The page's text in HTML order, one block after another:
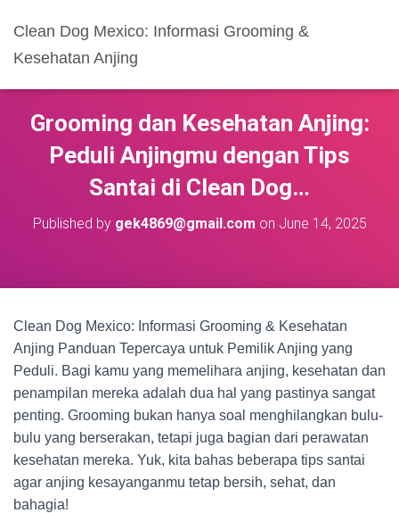
Clean Dog Mexico: Informasi Grooming &
Kesehatan Anjing
Grooming dan Kesehatan Anjing:
Peduli Anjingmu dengan Tips
Santai di Clean Dog…
Published by gek4869@gmail.com on June 14, 2025
Clean Dog Mexico: Informasi Grooming & Kesehatan
Anjing Panduan Tepercaya untuk Pemilik Anjing yang
Peduli. Bagi kamu yang memelihara anjing, kesehatan dan
penampilan mereka adalah dua hal yang pastinya sangat
penting. Grooming bukan hanya soal menghilangkan bulu-
bulu yang berserakan, tetapi juga bagian dari perawatan
kesehatan mereka. Yuk, kita bahas beberapa tips santai
agar anjing kesayanganmu tetap bersih, sehat, dan
bahagia!